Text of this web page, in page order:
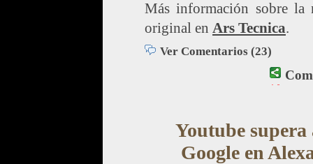
Más información sobre la
original en Ars Tecnica.
Ver Comentarios (23)
Youtube supera
Google en